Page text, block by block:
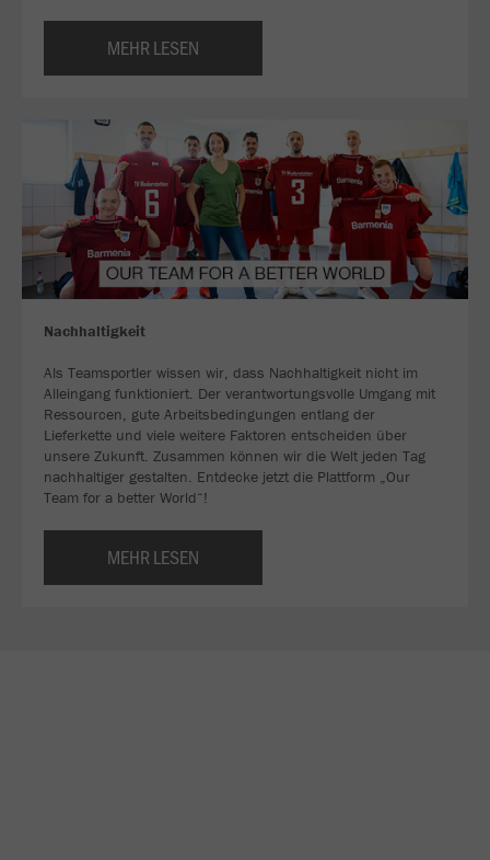
MEHR LESEN
Nachhaltigkeit
Als Teamsportler wissen wir, dass Nachhaltigkeit nicht im
Alleingang funktioniert. Der verantwortungsvolle Umgang mit
Ressourcen, gute Arbeitsbedingungen entlang der
Lieferkette und viele weitere Faktoren entscheiden über
unsere Zukunft. Zusammen können wir die Welt jeden Tag
nachhaltiger gestalten. Entdecke jetzt die Plattform „Our
Team for a better World“!
MEHR LESEN